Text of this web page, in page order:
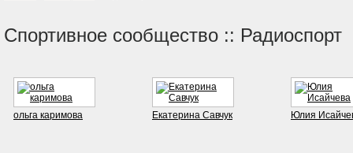
Спортивное сообщество :: Радиоспорт
ольга каримова Екатерина Савчук Юлия